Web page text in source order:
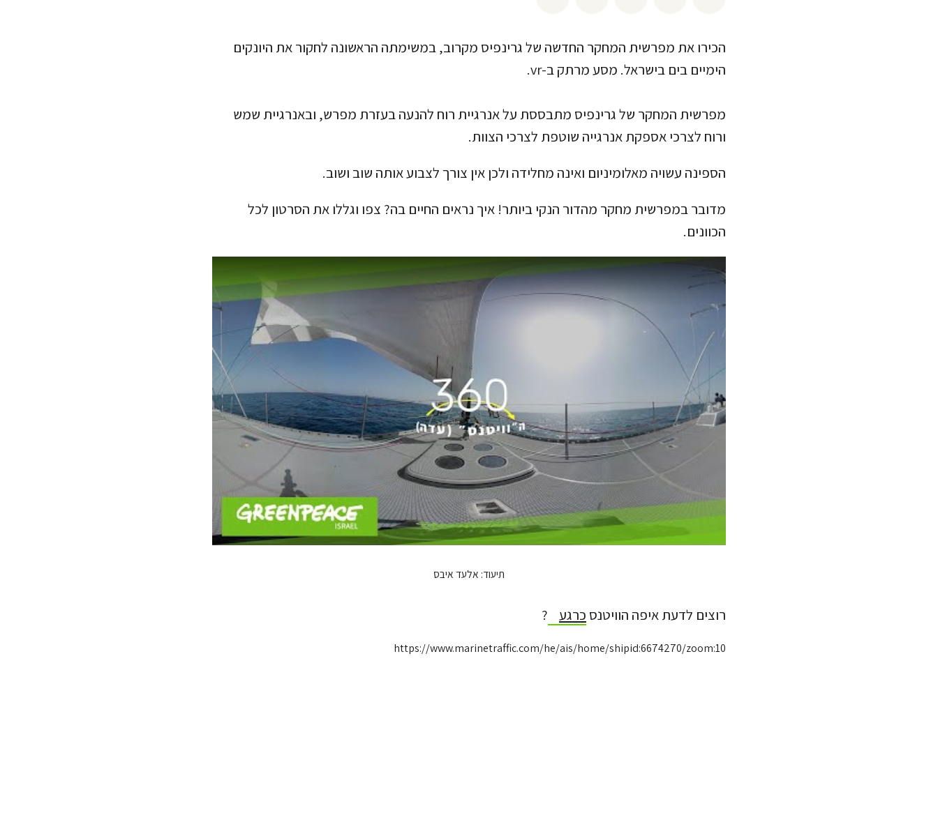
הכירו את מפרשית המחקר החדשה של גרינפיס מקרוב, במשימתה הראשונה לחקור את היונקים
הימיים בים בישראל. מסע מרתק ב-vr.
מפרשית המחקר של גרינפיס מתבססת על אנרגיית רוח להנעה בעזרת מפרש, ובאנרגיית שמש
ורוח לצרכי אספקת אנרגייה שוטפת לצרכי הצוות.
הספינה עשויה מאלומיניום ואינה מחלידה ולכן אין צורך לצבוע אותה שוב ושוב.
מדובר במפרשית מחקר מהדור הנקי ביותר! איך נראים החיים בה? צפו וגללו את הסרטון לכל
הכוונים.
תיעוד: אלעד איבס
רוצים לדעת איפה הוויטנס כרגע ?
https://www.marinetraffic.com/he/ais/home/shipid:6674270/zoom:10